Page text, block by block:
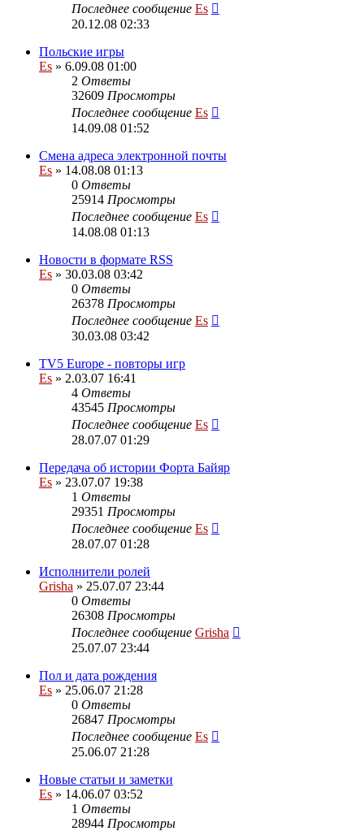
Последнее сообщение Es
20.12.08 02:33
Польские игры
Es » 6.09.08 01:00
2 Ответы
32609 Просмотры
Последнее сообщение Es
14.09.08 01:52
Смена адреса электронной почты
Es » 14.08.08 01:13
0 Ответы
25914 Просмотры
Последнее сообщение Es
14.08.08 01:13
Новости в формате RSS
Es » 30.03.08 03:42
0 Ответы
26378 Просмотры
Последнее сообщение Es
30.03.08 03:42
TV5 Europe - повторы игр
Es » 2.03.07 16:41
4 Ответы
43545 Просмотры
Последнее сообщение Es
28.07.07 01:29
Передача об истории Форта Байяр
Es » 23.07.07 19:38
1 Ответы
29351 Просмотры
Последнее сообщение Es
28.07.07 01:28
Исполнители ролей
Grisha » 25.07.07 23:44
0 Ответы
26308 Просмотры
Последнее сообщение Grisha
25.07.07 23:44
Пол и дата рождения
Es » 25.06.07 21:28
0 Ответы
26847 Просмотры
Последнее сообщение Es
25.06.07 21:28
Новые статьи и заметки
Es » 14.06.07 03:52
1 Ответы
28944 Просмотры